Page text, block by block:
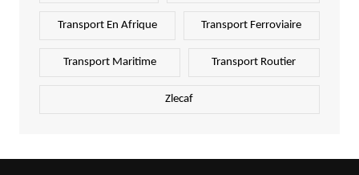
Transport En Afrique Transport Ferroviaire
Transport Maritime Transport Routier
Zlecaf